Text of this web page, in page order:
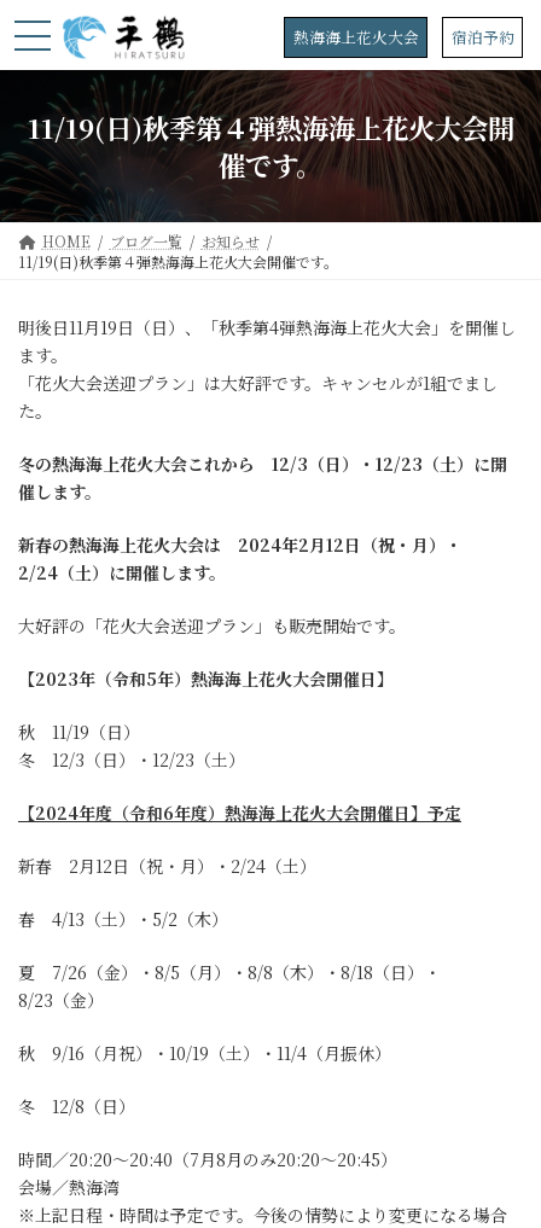
ン
へ
ス
キ
ッ
プ
ビ
ョ
ン
に
移
動
熱海海上花火大会 宿泊予約
11/19(日)秋季第４弾熱海海上花火大会開
催です。
HOME ブログ一覧
お知らせ
11/19(日)秋季第４弾熱海海上花火大会開催です。
明後日11月19日（日）、「秋季第4弾熱海海上花火大会」を開催し
ます。
「花火大会送迎プラン」は大好評です。キャンセルが1組でまし
た。
冬の熱海海上花火大会これから 12/3（日）・12/23（土）に開
催します。
新春の熱海海上花火大会は 2024年2月12日（祝・月）・
2/24（土）に開催します。
大好評の「花火大会送迎プラン」も販売開始です。
【2023年（令和5年）熱海海上花火大会開催日】
秋 11/19（日）
冬 12/3（日）・12/23（土）
【2024年度（令和6年度）熱海海上花火大会開催日】予定
新春 2月12日（祝・月）・2/24（土）
春 4/13（土）・5/2（木）
夏 7/26（金）・8/5（月）・8/8（木）・8/18（日）・
8/23（金）
秋 9/16（月祝）・10/19（土）・11/4（月振休）
冬 12/8（日）
時間／20:20～20:40（7月8月のみ20:20～20:45）
会場／熱海湾
※上記日程・時間は予定です。今後の情勢により変更になる場合